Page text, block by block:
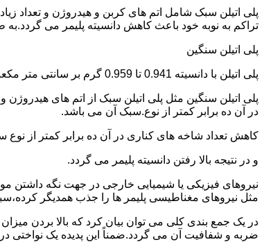
پلی اتیلن سبک شامل اتم های کربن و هیدروژن و تعداد
تراکم به نوبه خود باعث کاهش دانسیته پلیمر می گردد.به طور کلی به پلی اتیلن های با دانسیته
پلی اتیلن سنگین
پلی اتیلن با دانسیته 0.941 تا 0.959 گرم بر سانتی متر مکعب پلی اتیلن سنگین نام دارد.
در آن ده برابر کمتر از نوع.سبک آن می باشد.
کاهش تعداد شاخه های کناری در آن ده برابر کمتر از
و در نتیجه بالا رفتن دانسیته پلیمر می گردد.
نیروهای فیزیکی یا شیمیایی خارجی در جهت نگه داشتن
مثل نیروهای مغناطیسی پلیمر ها را جذب همدیگر
در یک جمع بندی کلی می توان بیان کرد که بالا بردن
ضربه و شفافیت آن می گردد.ضمناً این پدیده یک نواختی